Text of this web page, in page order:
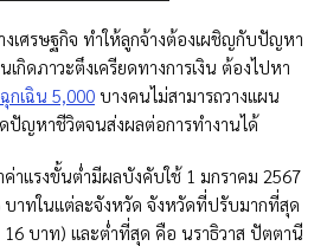
เศรษฐกิจ ทำให้ลูกจ้างต้องเผชิญกับปัญหา
กิดภาวะตึงเครียดทางการเงิน ต้องไปหา
กเฉิน 5,000 บางคนไม่สามารถวางแผน
ดปัญหาชีวิตจนส่งผลต่อการทำงานได้
าแรงขั้นต่ำมีผลบังคับใช้ 1 มกราคม 2567
าทในแต่ละจังหวัด จังหวัดที่ปรับมากที่สุด
บาท) และต่ำที่สุด คือ นราธิวาส ปัตตานี